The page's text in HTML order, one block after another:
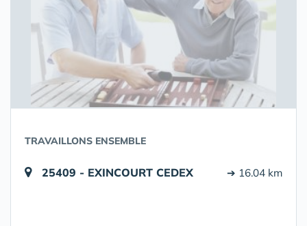
TRAVAILLONS ENSEMBLE
25409 - EXINCOURT CEDEX ➔ 16.04 km